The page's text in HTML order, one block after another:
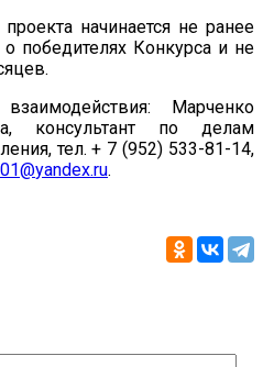
начинается не ранее
победителях Конкурса и не
Марченко
консультант по делам
тел. + 7 (952) 533-81-14,
yandex.ru.